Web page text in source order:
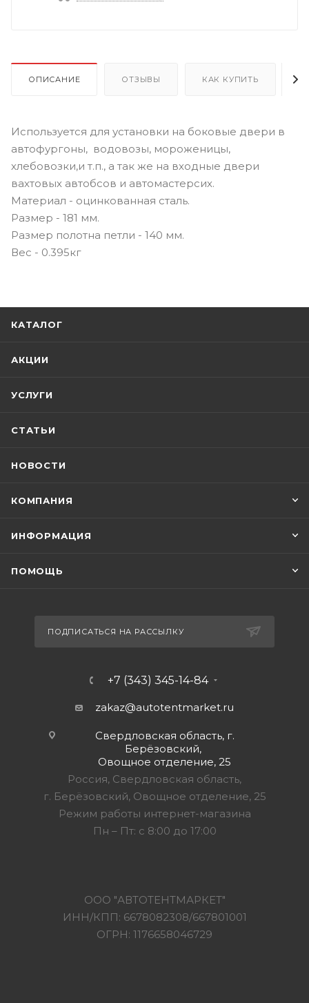
ОПИСАНИЕ ОТЗЫВЫ КАК КУПИТЬ
Используется для установки на боковые двери в
автофургоны, водовозы, мороженицы,
хлебовозки,и т.п., а так же на входные двери
вахтовых автобсов и автомастерсих.
Материал - оцинкованная сталь.
Размер - 181 мм.
Размер полотна петли - 140 мм.
Вес - 0.395кг
КАТАЛОГ
АКЦИИ
УСЛУГИ
СТАТЬИ
НОВОСТИ
КОМПАНИЯ
ИНФОРМАЦИЯ
ПОМОЩЬ
ПОДПИСАТЬСЯ НА РАССЫЛКУ
+7 (343) 345-14-84
zakaz@autotentmarket.ru
Свердловская область, г.
Берёзовский,
Овощное отделение, 25
Россия, Свердловская область,
г. Берёзовский, Овощное отделение, 25
Режим работы интернет-магазина
Пн – Пт: с 8:00 до 17:00
ООО "АВТОТЕНТМАРКЕТ"
ИНН/КПП: 6678082308/667801001
ОГРН: 1176658046729